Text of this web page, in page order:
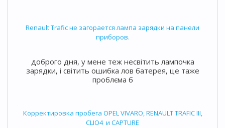
Renault Trafic не загорается лампа зарядки на панели
приборов.
доброго дня, у мене теж несвітить лампочка
зарядки, і світить ошибка лов батерея, це таже
проблєма б
Корректировка пробега OPEL VIVARO, RENAULT TRAFIC III,
CLIO4 и CAPTURE